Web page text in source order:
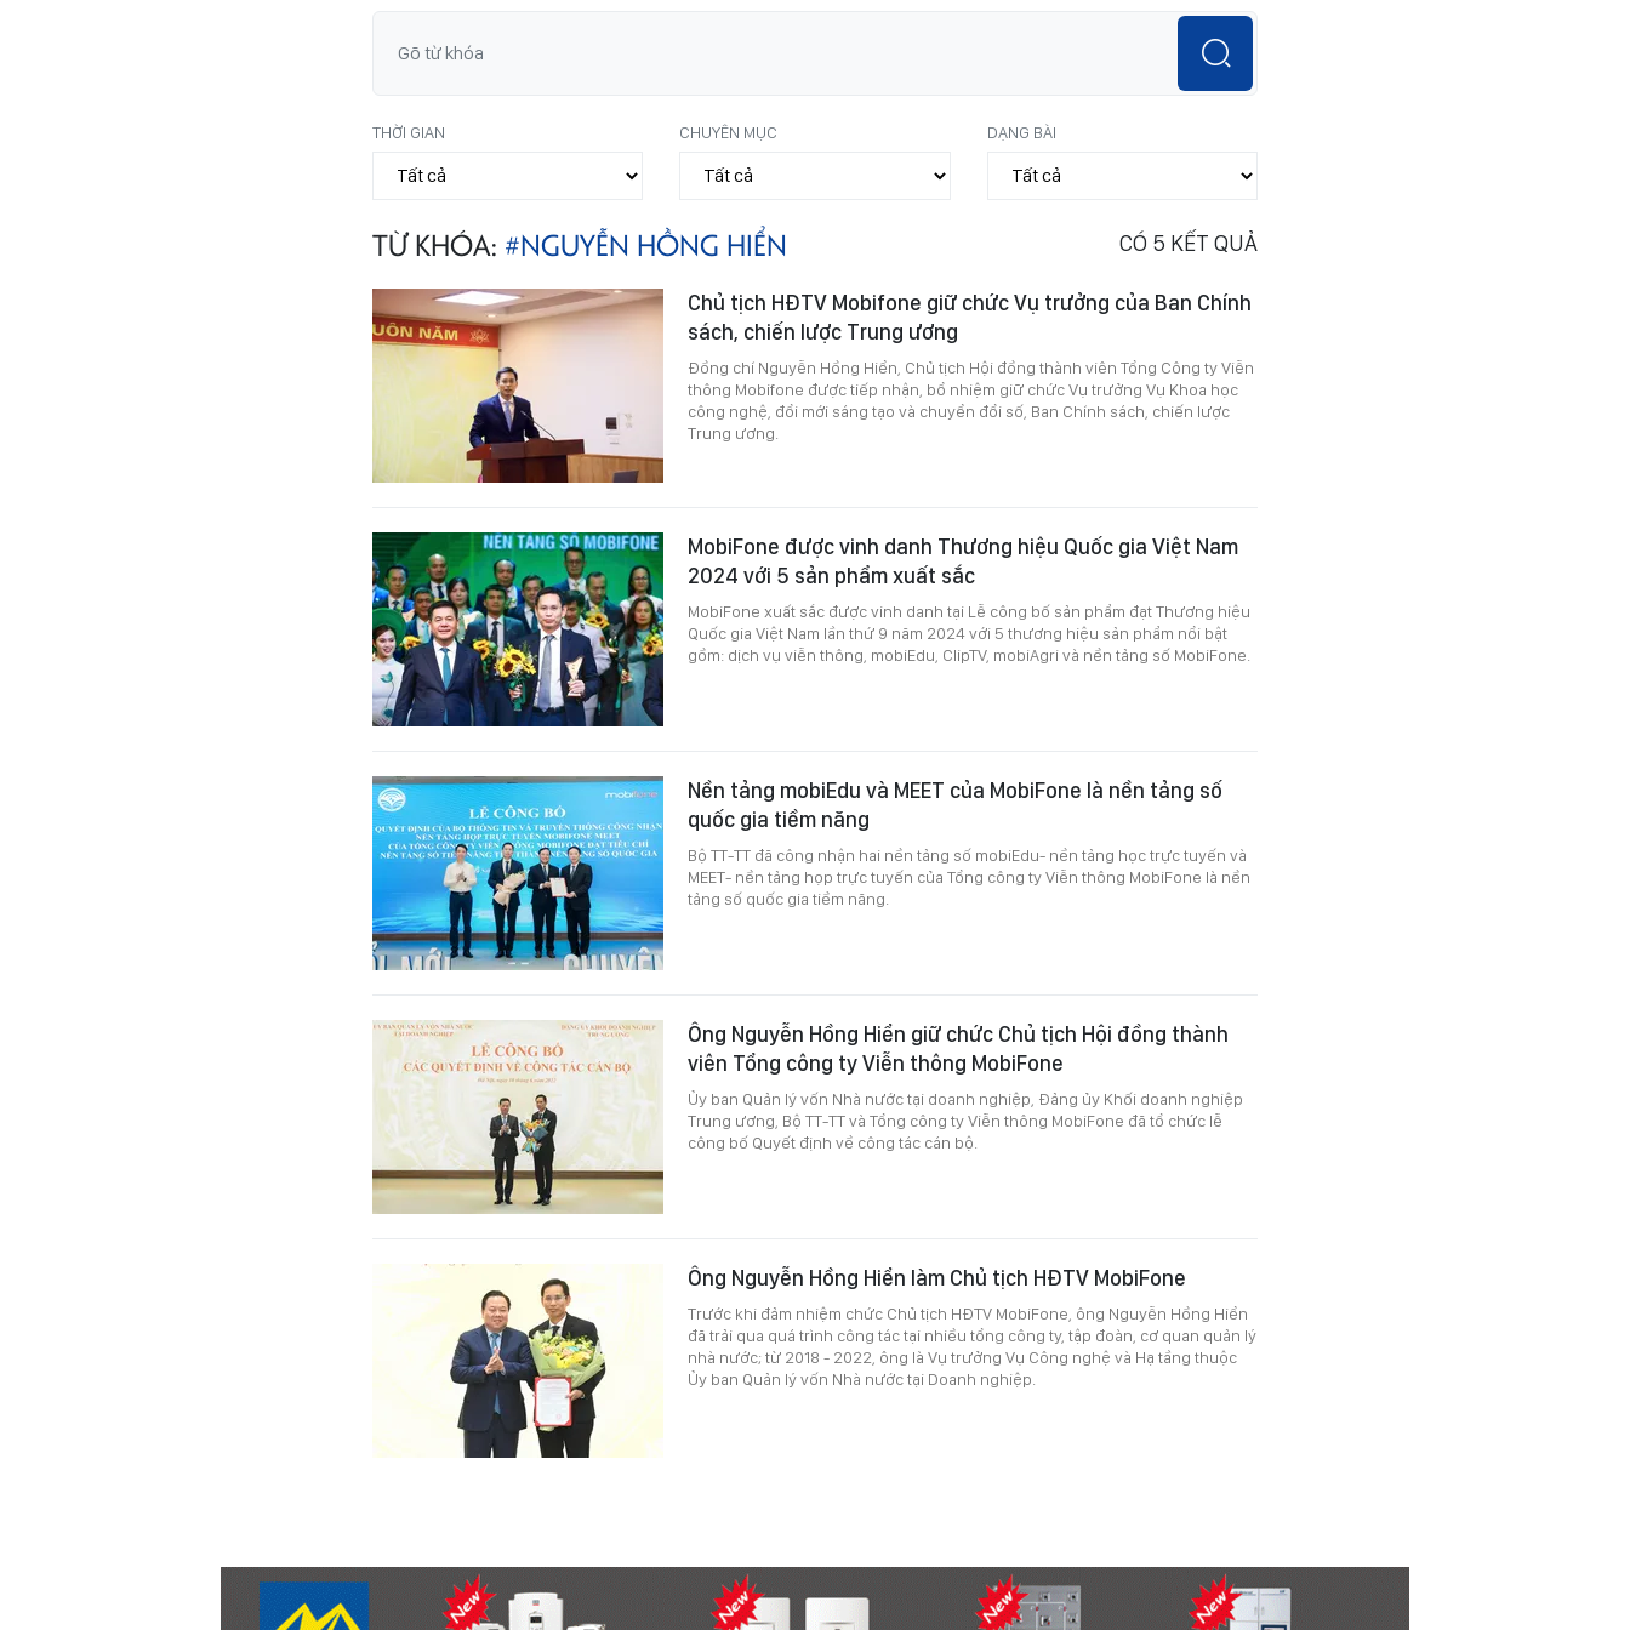
THỜI GIAN CHUYÊN MỤC DẠNG BÀI
TỪ KHÓA: #NGUYỄN HỒNG HIỂN CÓ 5 KẾT QUẢ
Chủ tịch HĐTV Mobifone giữ chức Vụ trưởng của Ban Chính
sách, chiến lược Trung ương
Đồng chí Nguyễn Hồng Hiển, Chủ tịch Hội đồng thành viên Tổng Công ty Viễn
thông Mobifone được tiếp nhận, bổ nhiệm giữ chức Vụ trưởng Vụ Khoa học
công nghệ, đổi mới sáng tạo và chuyển đổi số, Ban Chính sách, chiến lược
Trung ương.
MobiFone được vinh danh Thương hiệu Quốc gia Việt Nam
2024 với 5 sản phẩm xuất sắc
MobiFone xuất sắc được vinh danh tại Lễ công bố sản phẩm đạt Thương hiệu
Quốc gia Việt Nam lần thứ 9 năm 2024 với 5 thương hiệu sản phẩm nổi bật
gồm: dịch vụ viễn thông, mobiEdu, ClipTV, mobiAgri và nền tảng số MobiFone.
Nền tảng mobiEdu và MEET của MobiFone là nền tảng số
quốc gia tiềm năng
Bộ TT-TT đã công nhận hai nền tảng số mobiEdu- nền tảng học trực tuyến và
MEET- nền tảng họp trực tuyến của Tổng công ty Viễn thông MobiFone là nền
tảng số quốc gia tiềm năng.
Ông Nguyễn Hồng Hiển giữ chức Chủ tịch Hội đồng thành
viên Tổng công ty Viễn thông MobiFone
Ủy ban Quản lý vốn Nhà nước tại doanh nghiệp, Đảng ủy Khối doanh nghiệp
Trung ương, Bộ TT-TT và Tổng công ty Viễn thông MobiFone đã tổ chức lễ
công bố Quyết định về công tác cán bộ.
Ông Nguyễn Hồng Hiển làm Chủ tịch HĐTV MobiFone
Trước khi đảm nhiệm chức Chủ tịch HĐTV MobiFone, ông Nguyễn Hồng Hiển
đã trải qua quá trình công tác tại nhiều tổng công ty, tập đoàn, cơ quan quản lý
nhà nước; từ 2018 - 2022, ông là Vụ trưởng Vụ Công nghệ và Hạ tầng thuộc
Ủy ban Quản lý vốn Nhà nước tại Doanh nghiệp.